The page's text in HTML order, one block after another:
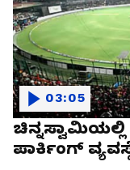
ಪಾರ್ಕಿಂಗ್
03:05